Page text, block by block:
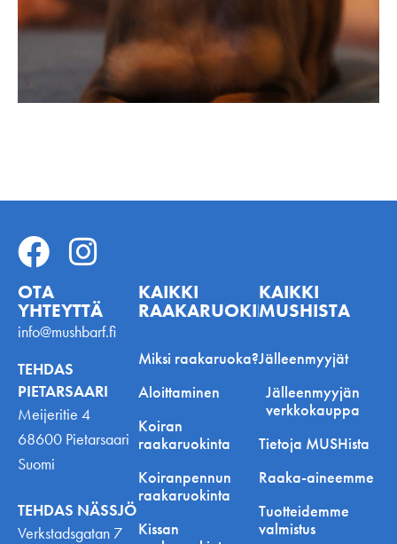
OTA
YHTEYTTÄ
info@mushbarf.fi
TEHDAS
PIETARSAARI
Meijeritie 4
68600 Pietarsaari
Suomi
TEHDAS NÄSSJÖ
Verkstadsgatan 7
KAIKKI
RAAKARUOKINNASTA
Miksi raakaruoka?
Aloittaminen
Koiran
raakaruokinta
Koiranpennun
raakaruokinta
Kissan
KAIKKI
MUSHISTA
Jälleenmyyjät
Jälleenmyyjän
verkkokauppa
Tietoja MUSHista
Raaka-aineemme
Tuotteidemme
valmistus